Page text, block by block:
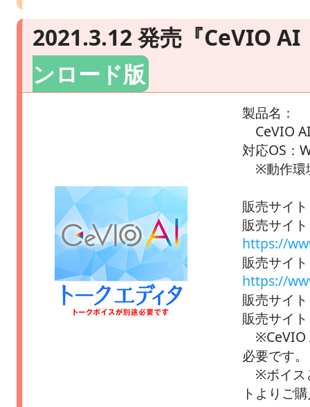
2021.3.12 発売『CeVIO
ンロード版
製品名：
CeVIO
対応OS：
※動作環
販売サイ
販売サイ
https://
販売サイ
https://
販売サイ
販売サイ
※CeVIO
必要です。
※ボイス
トよりご